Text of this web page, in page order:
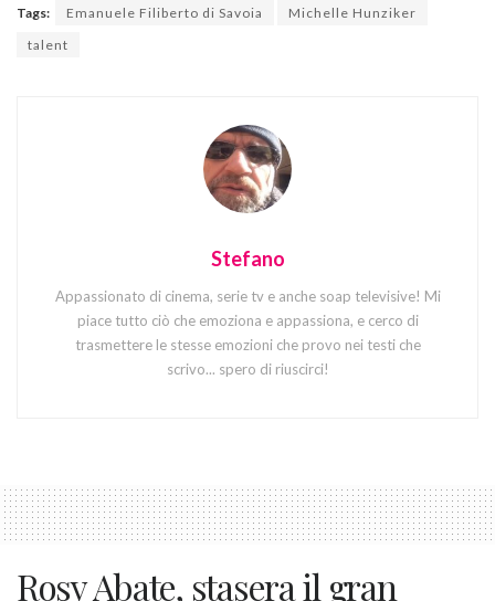
Tags: Emanuele Filiberto di Savoia
Michelle Hunziker
talent
Stefano
Appassionato di cinema, serie tv e anche soap televisive! Mi
piace tutto ciò che emoziona e appassiona, e cerco di
trasmettere le stesse emozioni che provo nei testi che
scrivo... spero di riuscirci!
Rosy Abate, stasera il gran